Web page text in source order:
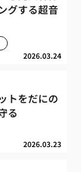
グする超音
2026.03.24
トをだにの
る
2026.03.23